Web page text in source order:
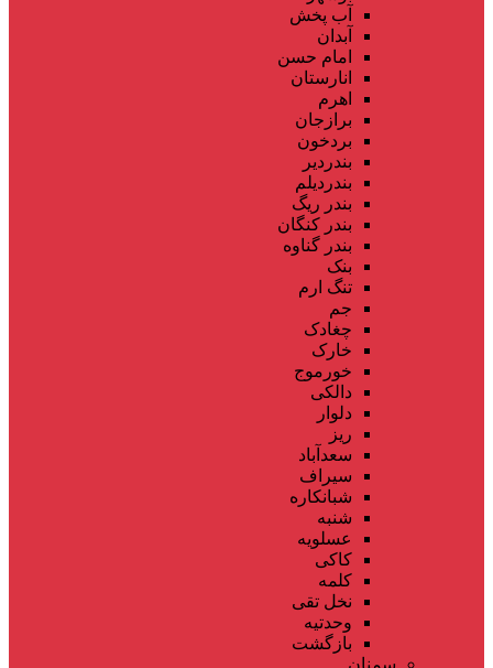
آب پخش
آبدان
امام حسن
انارستان
اهرم
برازجان
بردخون
بندردیر
بندردیلم
بندر ریگ
بندر کنگان
بندر گناوه
بنک
تنگ ارم
جم
چغادک
خارک
خورموج
دالکی
دلوار
ریز
سعدآباد
سیراف
شبانکاره
شنبه
عسلویه
کاکی
کلمه
نخل تقی
وحدتیه
بازگشت
سمنان